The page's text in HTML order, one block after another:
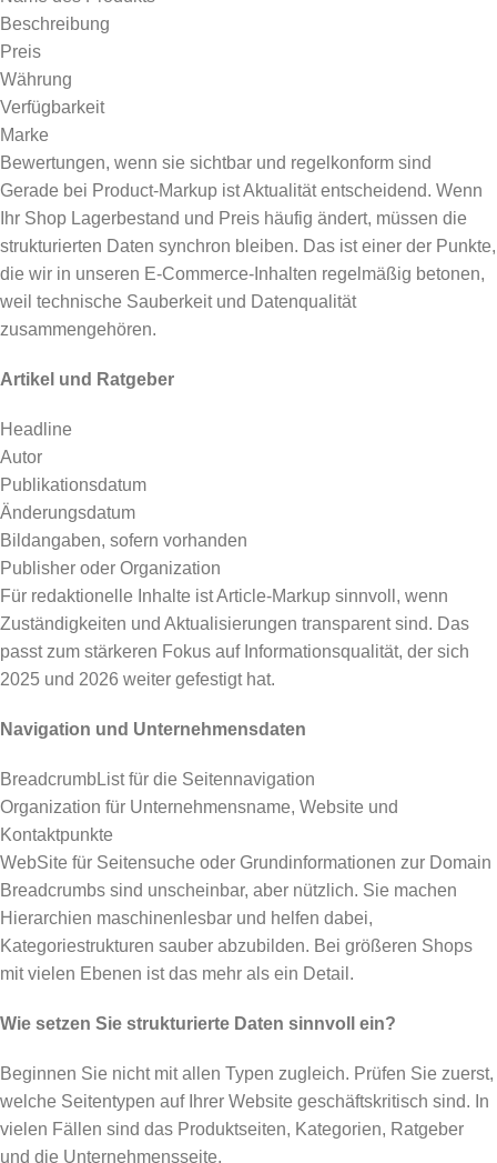
Beschreibung
Preis
Währung
Verfügbarkeit
Marke
Bewertungen, wenn sie sichtbar und regelkonform sind
Gerade bei Product-Markup ist Aktualität entscheidend. Wenn
Ihr Shop Lagerbestand und Preis häufig ändert, müssen die
strukturierten Daten synchron bleiben. Das ist einer der Punkte,
die wir in unseren E-Commerce-Inhalten regelmäßig betonen,
weil technische Sauberkeit und Datenqualität
zusammengehören.
Artikel und Ratgeber
Headline
Autor
Publikationsdatum
Änderungsdatum
Bildangaben, sofern vorhanden
Publisher oder Organization
Für redaktionelle Inhalte ist Article-Markup sinnvoll, wenn
Zuständigkeiten und Aktualisierungen transparent sind. Das
passt zum stärkeren Fokus auf Informationsqualität, der sich
2025 und 2026 weiter gefestigt hat.
Navigation und Unternehmensdaten
BreadcrumbList für die Seitennavigation
Organization für Unternehmensname, Website und
Kontaktpunkte
WebSite für Seitensuche oder Grundinformationen zur Domain
Breadcrumbs sind unscheinbar, aber nützlich. Sie machen
Hierarchien maschinenlesbar und helfen dabei,
Kategoriestrukturen sauber abzubilden. Bei größeren Shops
mit vielen Ebenen ist das mehr als ein Detail.
Wie setzen Sie strukturierte Daten sinnvoll ein?
Beginnen Sie nicht mit allen Typen zugleich. Prüfen Sie zuerst,
welche Seitentypen auf Ihrer Website geschäftskritisch sind. In
vielen Fällen sind das Produktseiten, Kategorien, Ratgeber
und die Unternehmensseite.